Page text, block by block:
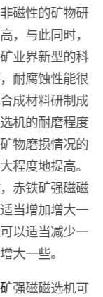
磁性的矿物研
，与此同时，
业界新型的科
耐腐蚀性能很
成材料研制成
机的耐磨程度
物磨损情况的
程度地提高。
赤铁矿强磁磁
当增加增大一
以适当减少一
大一些。
强磁磁选机可